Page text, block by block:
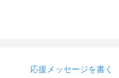
応援メッセージを書く